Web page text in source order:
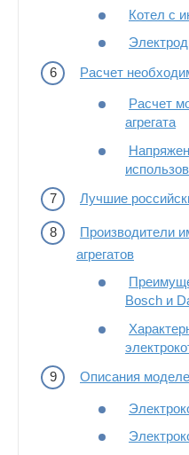
Котел с
Расчет
Расчет
агрегата
Лучшие
Производители
агрегатов
Bosch и
Описания